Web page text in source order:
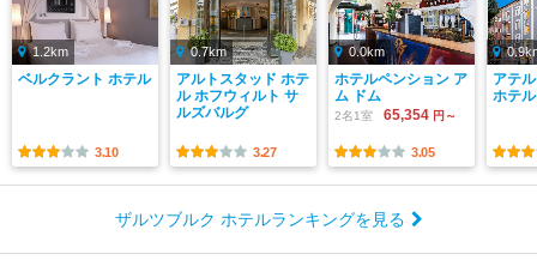
1.2km
ベルクラント ホテル
3.10
0.7km
アルトスタッド ホテ
ル ホフウィルト サ
ルズバルグ
3.27
0.0km
ホテルペンション ア
ム ドム
2名1室 65,354 円～
3.05
アテ
ホテル
ザルツブルク ホテルランキングを見る